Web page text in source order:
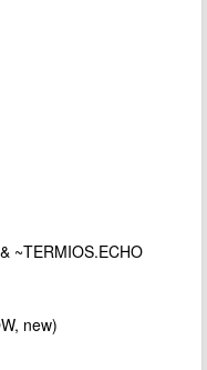
~TERMIOS.ECHO
new)